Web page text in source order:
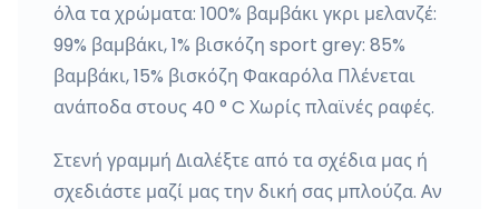
όλα τα χρώματα: 100% βαμβάκι γκρι μελανζέ:
99% βαμβάκι, 1% βισκόζη sport grey: 85%
βαμβάκι, 15% βισκόζη Φακαρόλα Πλένεται
ανάποδα στους 40 ° C Χωρίς πλαϊνές ραφές.
Στενή γραμμή Διαλέξτε από τα σχέδια μας ή
σχεδιάστε μαζί μας την δική σας μπλούζα. Αν